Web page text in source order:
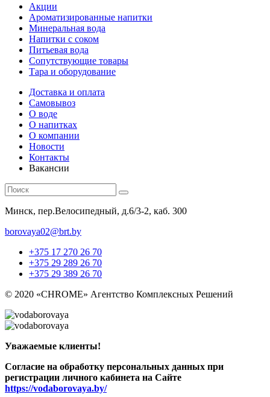
Акции
Ароматизированные напитки
Минеральная вода
Напитки с соком
Питьевая вода
Сопутствующие товары
Тара и оборудование
Доставка и оплата
Самовывоз
О воде
О напитках
О компании
Новости
Контакты
Вакансии
Минск, пер.Велосипедный, д.6/3-2, каб. 300
borovaya02@brt.by
+375 17 270 26 70
+375 29 289 26 70
+375 29 389 26 70
© 2020 «CHROME» Агентство Комплексных Решений
Уважаемые клиенты!
Согласие на обработку персональных данных при
регистрации личного кабинета на Сайте
https://vodaborovaya.by/